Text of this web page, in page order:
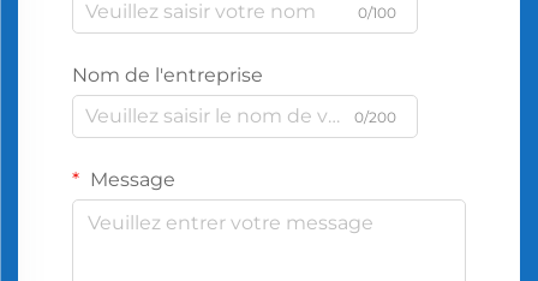
0/100
Nom de l'entreprise
0/200
Message